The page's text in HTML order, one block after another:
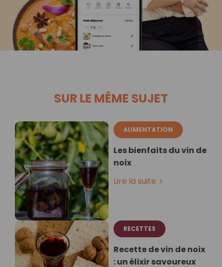
SUR LE MÊME SUJET
ALIMENTATION
Les bienfaits du vin de
noix
Lire la suite
RECETTES
Recette de vin de noix
: un élixir savoureux